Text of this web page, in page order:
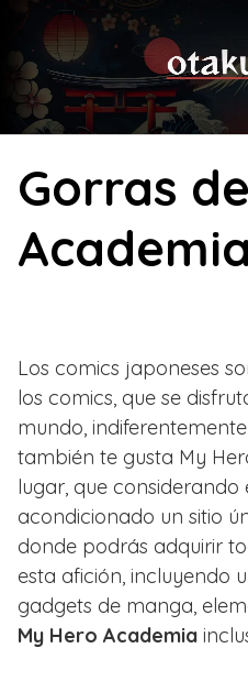
content
Gorras
Academia
Los comics japoneses
los comics, que se
mundo,
también te gusta My
lugar, que
acondicionado un sitio
donde podrás adquirir
esta afición, incluyendo
gadgets de manga,
My Hero Academia